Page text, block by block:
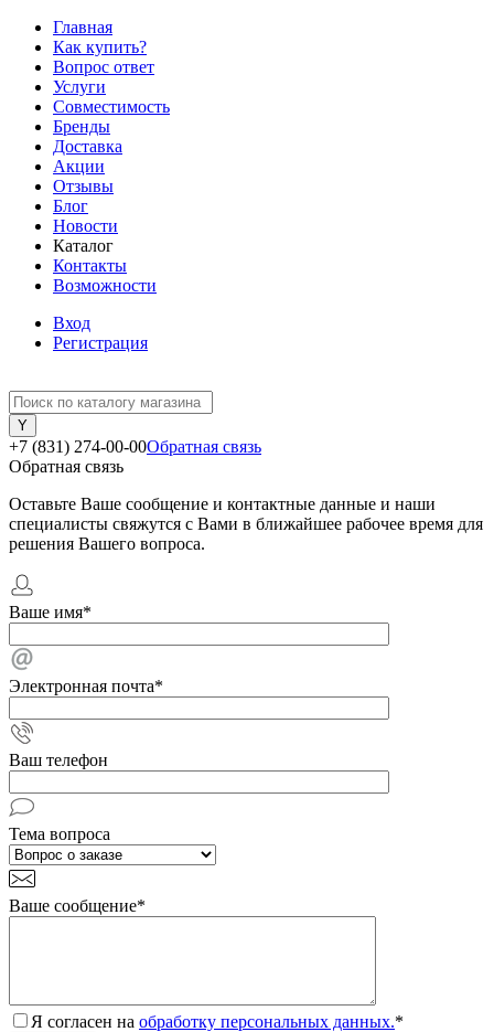
Главная
Как купить?
Вопрос ответ
Услуги
Совместимость
Бренды
Доставка
Акции
Отзывы
Блог
Новости
Каталог
Контакты
Возможности
Вход
Регистрация
+7 (831) 274-00-00Обратная связь
Обратная связь
Оставьте Ваше сообщение и контактные данные и наши
специалисты свяжутся с Вами в ближайшее рабочее время для
решения Вашего вопроса.
Ваше имя*
Электронная почта*
Ваш телефон
Тема вопроса
Ваше сообщение*
Я согласен на обработку персональных данных.*